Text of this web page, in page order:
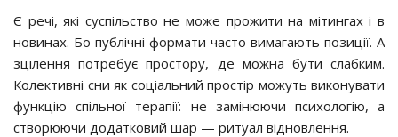
Є речі, які суспільство не може прожити на мітингах і в
новинах. Бо публічні формати часто вимагають позиції. А
зцілення потребує простору, де можна бути слабким.
Колективні сни як соціальний простір можуть виконувати
функцію спільної терапії: не замінюючи психологію, а
створюючи додатковий шар — ритуал відновлення.